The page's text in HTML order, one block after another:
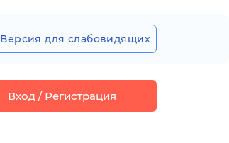
Версия для слабовидящих
Вход / Регистрация